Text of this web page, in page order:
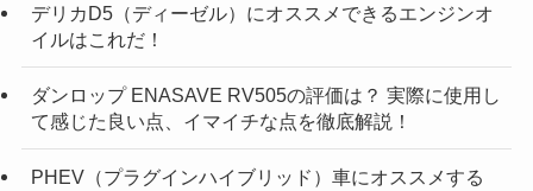
デリカD5（ディーゼル）にオススメできるエンジンオ
イルはこれだ！
ダンロップ ENASAVE RV505の評価は？ 実際に使用し
て感じた良い点、イマイチな点を徹底解説！
PHEV（プラグインハイブリッド）車にオススメする